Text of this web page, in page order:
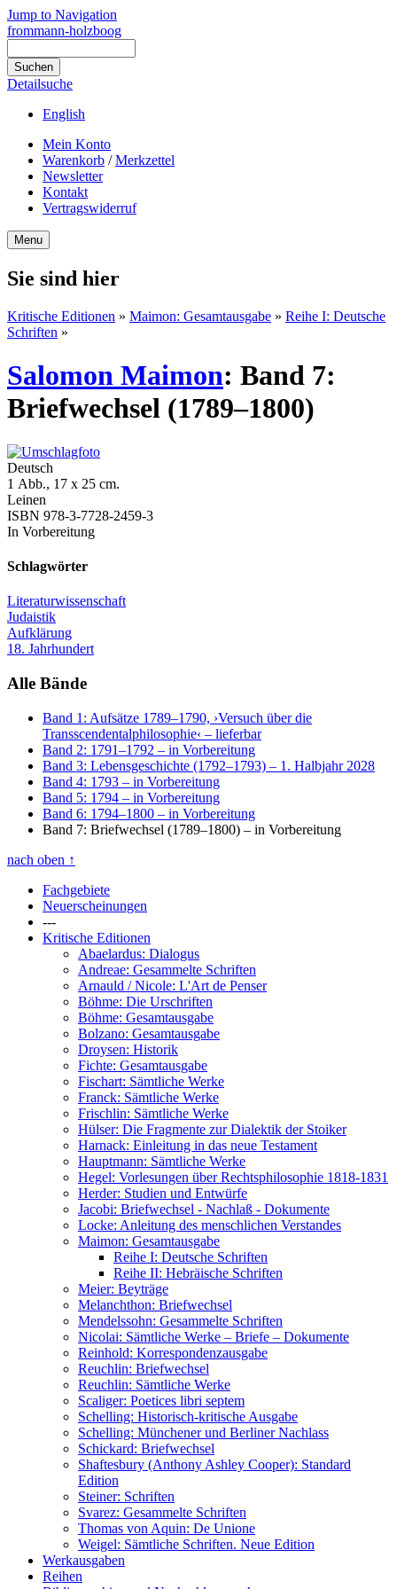
Jump to Navigation
frommann-holzboog
Detailsuche
English
Mein Konto
Warenkorb /Merkzettel
Newsletter
Kontakt
Vertragswiderruf
Menu
Sie sind hier
Kritische Editionen » Maimon: Gesamtausgabe » Reihe I: Deutsche
Schriften »
Salomon Maimon: Band 7:
Briefwechsel (1789–1800)
Deutsch
1 Abb., 17 x 25 cm.
Leinen
ISBN 978-3-7728-2459-3
In Vorbereitung
Schlagwörter
Literaturwissenschaft
Judaistik
Aufklärung
18. Jahrhundert
Alle Bände
Band 1: Aufsätze 1789–1790, ›Versuch über die
Transscendentalphilosophie‹ – lieferbar
Band 2: 1791–1792 – in Vorbereitung
Band 3: Lebensgeschichte (1792–1793) – 1. Halbjahr 2028
Band 4: 1793 – in Vorbereitung
Band 5: 1794 – in Vorbereitung
Band 6: 1794–1800 – in Vorbereitung
Band 7: Briefwechsel (1789–1800) – in Vorbereitung
nach oben ↑
Fachgebiete
Neuerscheinungen
---
Kritische Editionen
Abaelardus: Dialogus
Andreae: Gesammelte Schriften
Arnauld / Nicole: L'Art de Penser
Böhme: Die Urschriften
Böhme: Gesamtausgabe
Bolzano: Gesamtausgabe
Droysen: Historik
Fichte: Gesamtausgabe
Fischart: Sämtliche Werke
Franck: Sämtliche Werke
Frischlin: Sämtliche Werke
Hülser: Die Fragmente zur Dialektik der Stoiker
Harnack: Einleitung in das neue Testament
Hauptmann: Sämtliche Werke
Hegel: Vorlesungen über Rechtsphilosophie 1818-1831
Herder: Studien und Entwürfe
Jacobi: Briefwechsel - Nachlaß - Dokumente
Locke: Anleitung des menschlichen Verstandes
Maimon: Gesamtausgabe
Reihe I: Deutsche Schriften
Reihe II: Hebräische Schriften
Meier: Beyträge
Melanchthon: Briefwechsel
Mendelssohn: Gesammelte Schriften
Nicolai: Sämtliche Werke – Briefe – Dokumente
Reinhold: Korrespondenzausgabe
Reuchlin: Briefwechsel
Reuchlin: Sämtliche Werke
Scaliger: Poetices libri septem
Schelling: Historisch-kritische Ausgabe
Schelling: Münchener und Berliner Nachlass
Schickard: Briefwechsel
Shaftesbury (Anthony Ashley Cooper): Standard
Edition
Steiner: Schriften
Svarez: Gesammelte Schriften
Thomas von Aquin: De Unione
Weigel: Sämtliche Schriften. Neue Edition
Werkausgaben
Reihen